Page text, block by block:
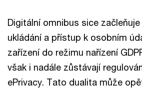
Digitální omnibus sice
ukládání a přístup k osobním
zařízení do režimu nařízení
však i nadále zůstávají
ePrivacy. Tato dualita může